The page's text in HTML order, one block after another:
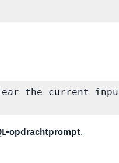
the current input
opdrachtprompt.